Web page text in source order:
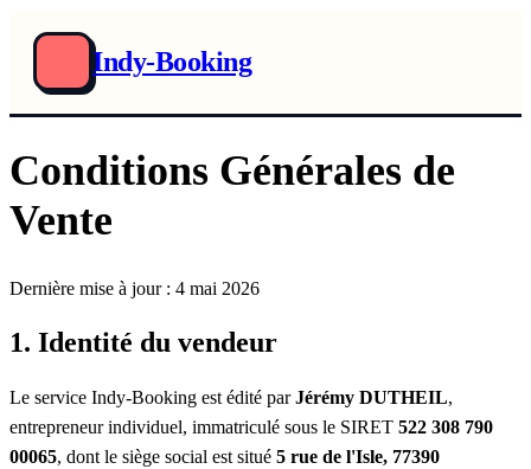
Indy-Booking
Conditions Générales de
Vente
Dernière mise à jour : 4 mai 2026
1. Identité du vendeur
Le service Indy-Booking est édité parJérémy DUTHEIL,
entrepreneur individuel, immatriculé sous le SIRET 522 308 790
00065, dont le siège social est situé 5 rue de l'Isle, 77390